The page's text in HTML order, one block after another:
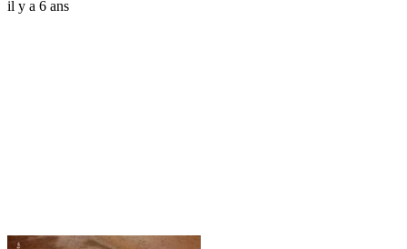
il y a 6 ans